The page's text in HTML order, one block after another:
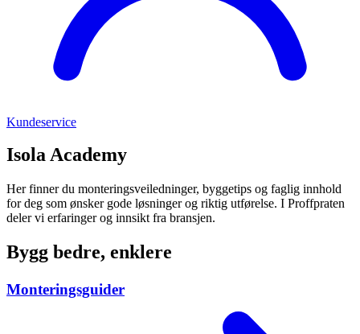
Kundeservice
Isola Academy
Her finner du monteringsveiledninger, byggetips og faglig innhold
for deg som ønsker gode løsninger og riktig utførelse. I Proffpraten
deler vi erfaringer og innsikt fra bransjen.
Bygg bedre, enklere
Monteringsguider